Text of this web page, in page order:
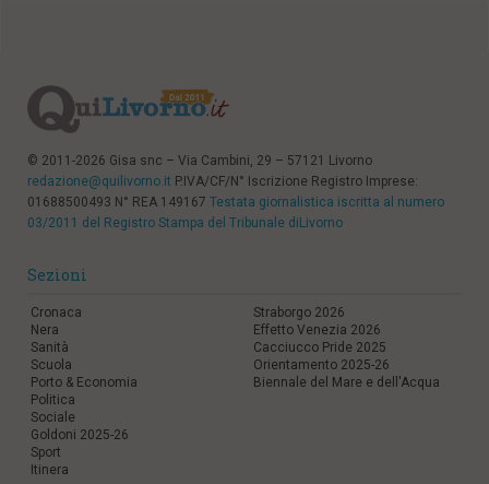
© 2011-2026 Gisa snc – Via Cambini, 29 – 57121 Livorno
redazione@quilivorno.it P.IVA/CF/N° Iscrizione Registro Imprese:
01688500493 N° REA 149167 Testata giornalistica iscritta al numero
03/2011 del Registro Stampa del Tribunale diLivorno
Sezioni
Cronaca
Nera
Sanità
Scuola
Porto & Economia
Politica
Sociale
Goldoni 2025-26
Sport
Itinera
Straborgo 2026
Effetto Venezia 2026
Cacciucco Pride 2025
Orientamento 2025-26
Biennale del Mare e dell'Acqua